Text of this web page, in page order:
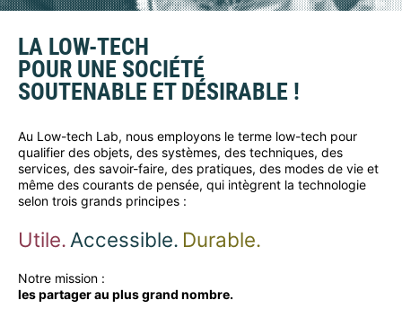
LA LOW-TECH
POUR UNE SOCIÉTÉ
SOUTENABLE ET DÉSIRABLE !
Au Low-tech Lab, nous employons le terme low-tech pour
qualifier des objets, des systèmes, des techniques, des
services, des savoir-faire, des pratiques, des modes de vie et
même des courants de pensée, qui intègrent la technologie
selon trois grands principes :
Utile. Accessible. Durable.
Notre mission :
les partager au plus grand nombre.